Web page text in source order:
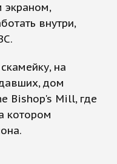
экраном,
внутри,
на
дом
Bishop's Mill, где
котором